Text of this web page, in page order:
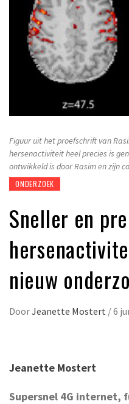
Figuur uit het proefschrift van
hersenactiviteit heel precies is
ontwikkeld is door Rasim en zijn
ONDERZOEK
Sneller en
nieuw
DoorJeanette Mostert /6
Jeanette Mostert
Supersnel 4G internet,